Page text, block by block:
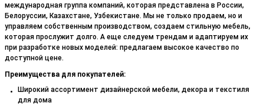
международная группа компаний, которая представлена в России,
Белоруссии, Казахстане, Узбекистане. Мы не только продаем, но и
управляем собственным производством, создаем стильную мебель,
которая прослужит долго. А еще следуем трендам и адаптируем их
при разработке новых моделей: предлагаем высокое качество по
доступной цене.
Преимущества для покупателей:
Широкий ассортимент дизайнерской мебели, декора и текстиля
для дома